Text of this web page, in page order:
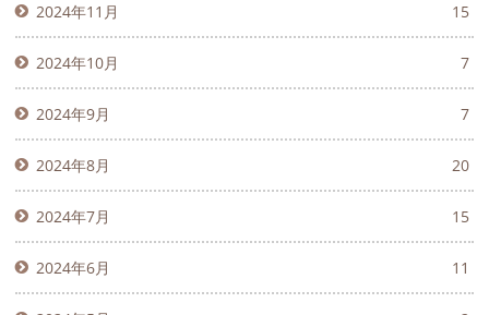
2024年11月 15
2024年10月 7
2024年9月 7
2024年8月 20
2024年7月 15
2024年6月 11